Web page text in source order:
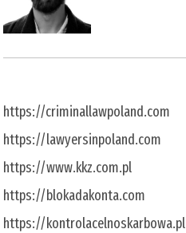
https://criminallawpoland.com
https://lawyersinpoland.com
https://www.kkz.com.pl
https://blokadakonta.com
https://kontrolacelnoskarbowa.pl